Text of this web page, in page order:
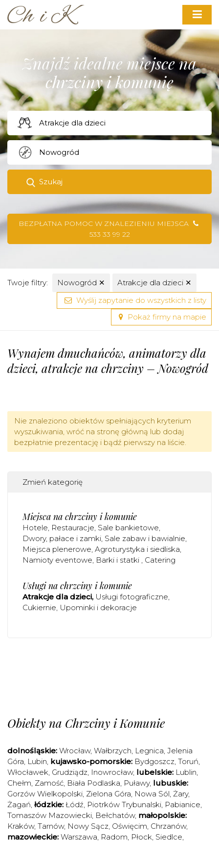
Znajdź idealne miejsce na
chrzciny i komunię
Szukaj
BEZPŁATNA POMOC W ZNALEZIENIU MIEJSCA
533 33 99 22
Twoje filtry: Nowogród ✕ Atrakcje dla dzieci ✕
Wyślij zapytanie do wszystkich z listy
Pokaż firmy na mapie
Wynajem dmuchańców, animatorzy dla
dzieci, atrakcje na chrzciny – Nowogród
Nie znaleziono obiektów spełniających kryterium
wyszukiwania, wróć na stronę główną lub dodaj
bezpłatnie prezentację i bądź pierwszy na liście.
Zmień kategorię
Miejsca na chrzciny i komunie
Hotele Restauracje Sale bankietowe
Dwory, pałace i zamki Sale zabaw i bawialnie
Miejsca plenerowe Agroturystyka i siedliska
Namioty eventowe Barki i statki Catering
Usługi na chrzciny i komunie
Atrakcje dla dzieci Usługi fotograficzne
Cukiernie Upominki i dekoracje
Obiekty na Chrzciny i Komunie
dolnośląskie: Wrocław, Wałbrzych, Legnica, Jelenia
Góra, Lubin, kujawsko-pomorskie: Bydgoszcz, Toruń,
Włocławek, Grudziądz, Inowrocław, lubelskie: Lublin,
Chełm, Zamość, Biała Podlaska, Puławy, lubuskie:
Gorzów Wielkopolski, Zielona Góra, Nowa Sól, Żary,
Żagań, łódzkie: Łódź, Piotrków Trybunalski, Pabianice,
Tomaszów Mazowiecki, Bełchatów, małopolskie:
Kraków, Tarnów, Nowy Sącz, Oświęcim, Chrzanów,
mazowieckie: Warszawa, Radom, Płock, Siedlce,